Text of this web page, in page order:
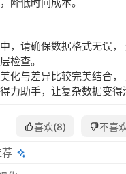
，请确保数据格式无误
检查。
化与差异比较完美结合
力助手，让复杂数据变得
喜欢(8) 不喜